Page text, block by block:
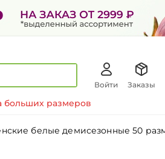
Войти Заказы
больших размеров
белые демисезонные 50